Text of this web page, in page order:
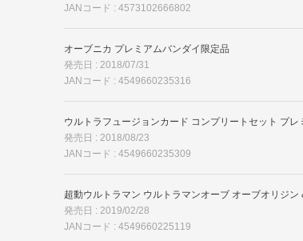
JANコード : 4573102666802
オーブニカ プレミアムバンダイ限定品
発売日 : 2018/07/31
JANコード : 4549660235316
ウルトラフュージョンカード コンプリートセット プレ
発売日 : 2018/08/23
JANコード : 4549660235309
超動ウルトラマン ウルトラマンオーブ オーブオリジン
発売日 : 2019/02/28
JANコード : 4549660225119